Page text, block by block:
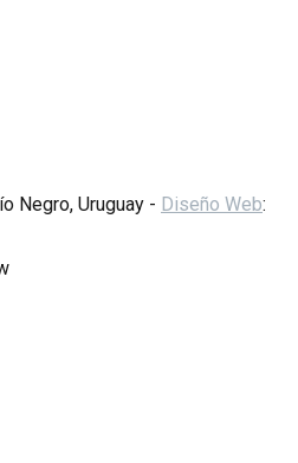
Negro, Uruguay - Diseño Web: